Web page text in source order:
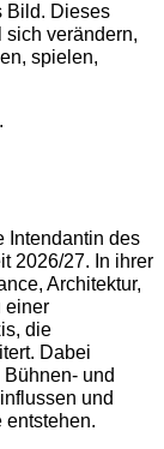
Bild. Dieses
sich verändern,
spielen,
Intendantin des
2026/27. In ihrer
Architektur,
einer
die
Dabei
und
und
entstehen.